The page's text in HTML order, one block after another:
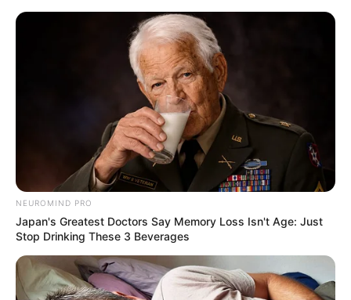
NEUROMIND PRO
Japan's Greatest Doctors Say Memory Loss Isn't Age: Just
Stop Drinking These 3 Beverages